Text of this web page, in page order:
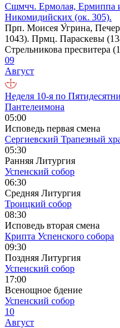
Сщмчч. Ермолая, Ермиппа
Никомидийских (ок. 305).
Прп. Моисея У́грина,
1043). Прмц. Параскевы
Стрельникова пресвитера
09
Август
Неделя 10-я по
Пантелеимона
05:00
Исповедь первая смена
Сергиевский Трапезный
05:30
Ранняя Литургия
Успенский собор
06:30
Средняя Литургия
Троицкий собор
08:30
Исповедь вторая смена
Крипта Успенского собора
09:30
Поздняя Литургия
Успенский собор
17:00
Всенощное бдение
Успенский собор
10
Август